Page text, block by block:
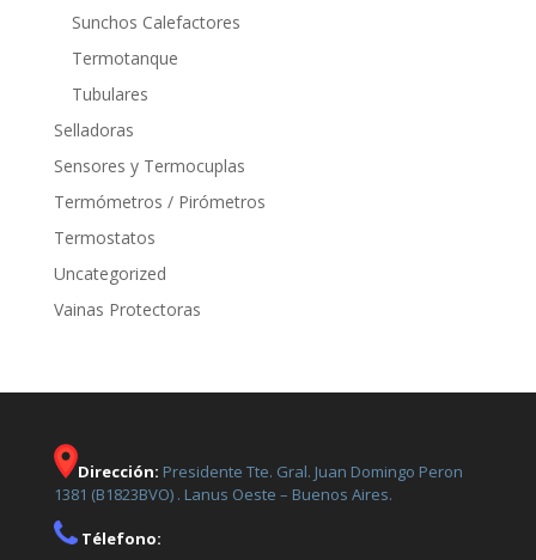
Sunchos Calefactores
Termotanque
Tubulares
Selladoras
Sensores y Termocuplas
Termómetros / Pirómetros
Termostatos
Uncategorized
Vainas Protectoras
Dirección: Presidente Tte. Gral. Juan Domingo Peron
1381 (B1823BVO) . Lanus Oeste – Buenos Aires.
Télefono: